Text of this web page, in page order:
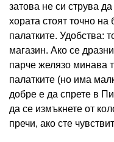
затова не си струва
хората стоят точно на
палатките. Удобства:
магазин. Ако се
парче желязо минава
палатките (но има
добре е да спрете в
да се измъкнете от
пречи, ако сте